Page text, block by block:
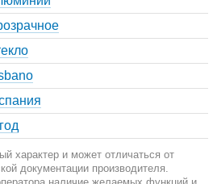
характер и может отличаться от
документации производителя.